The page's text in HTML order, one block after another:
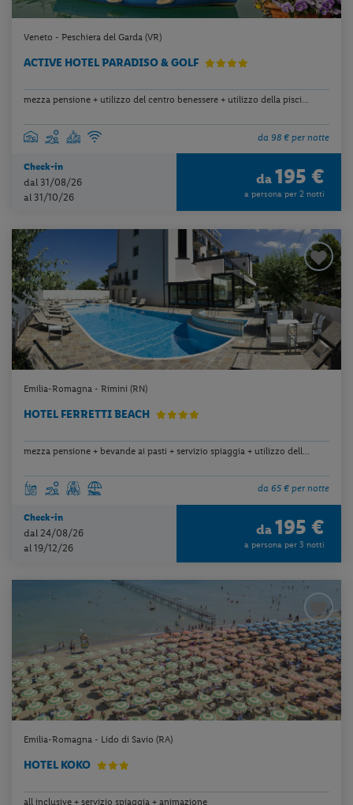
Veneto - Peschiera del Garda (VR)
ACTIVE HOTEL PARADISO & GOLF
mezza pensione + utilizzo del centro benessere + utilizzo della pisci...
da 98 € per notte
Check-in
dal 31/08/26
al 31/10/26
da 195 €
a persona per 2 notti
Emilia-Romagna - Rimini (RN)
HOTEL FERRETTI BEACH
mezza pensione + bevande ai pasti + servizio spiaggia + utilizzo dell...
da 65 € per notte
Check-in
dal 24/08/26
al 19/12/26
da 195 €
a persona per 3 notti
Emilia-Romagna - Lido di Savio (RA)
HOTEL KOKO
all inclusive + servizio spiaggia + animazione